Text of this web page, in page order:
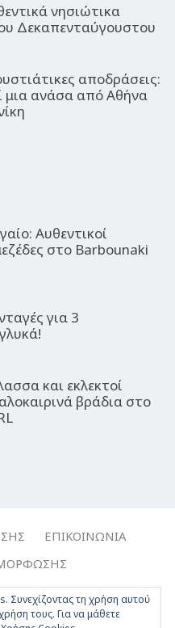
νησιώτικα
Δεκαπενταύγουστου
αποδράσεις:
μια ανάσα από Αθήνα
Αυθεντικοί
στο Barbounaki
για 3
και εκλεκτοί
βράδια στο
ΕΠΙΚΟΙΝΩΝΊΑ
| All rights reserved.
Apptime.
Συνεχίζοντας τη χρήση αυτού
τους. Για να μάθετε